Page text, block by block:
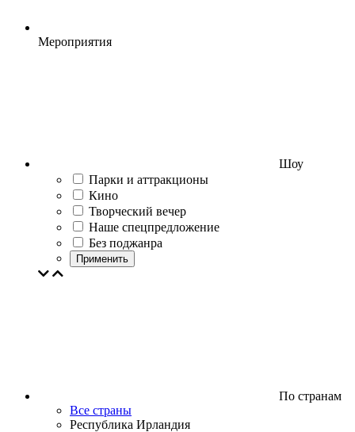
Мероприятия
Шоу
Парки и аттракционы
Кино
Творческий вечер
Наше спецпредложение
Без поджанра
Применить
По странам
Все страны
Республика Ирландия